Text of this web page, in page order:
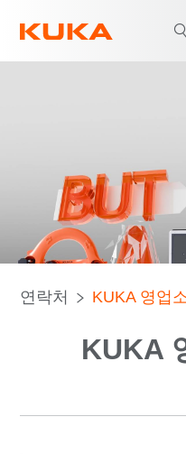
연락처 KUKA 영업
KUKA